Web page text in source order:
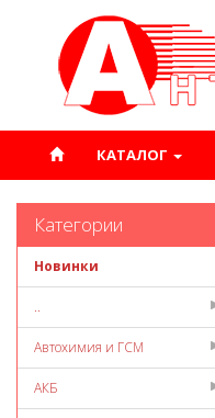
КАТАЛОГ
Категории
Новинки
..
Автохимия и ГСМ
АКБ